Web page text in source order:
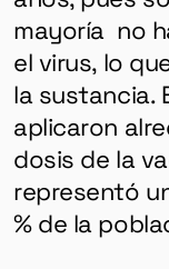
mayoría no
el virus, lo
la sustancia.
aplicaron
dosis de la
representó
% de la